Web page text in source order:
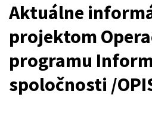
Aktuálne
projektom
programu
spoločnosti /